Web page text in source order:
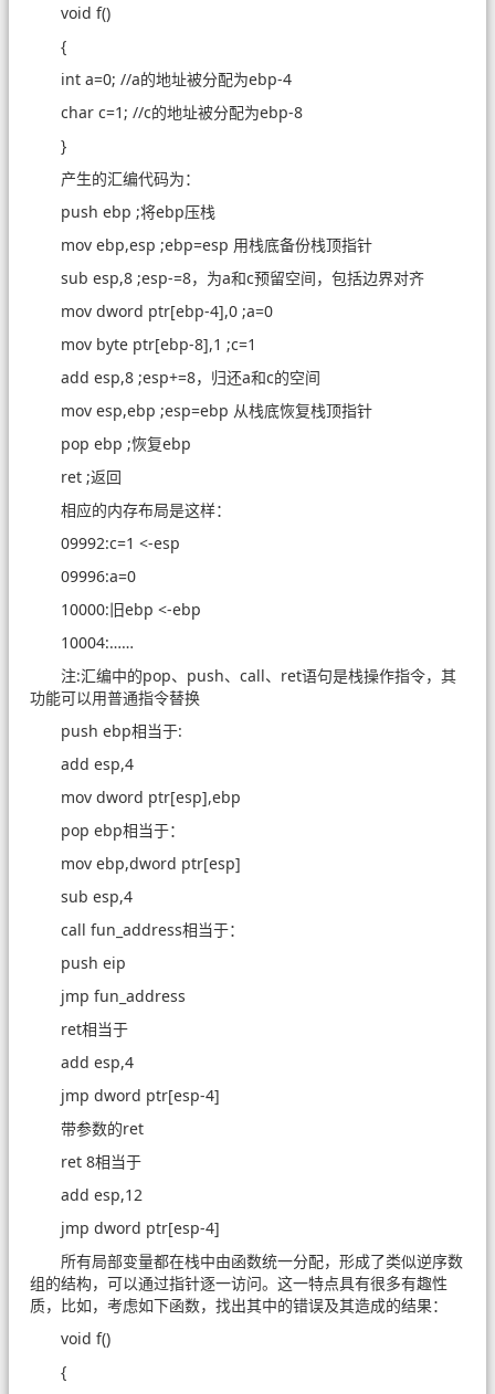
void f()
{
int a=0; //a的地址被分配为ebp-4
char c=1; //c的地址被分配为ebp-8
}
产生的汇编代码为：
push ebp ;将ebp压栈
mov ebp,esp ;ebp=esp 用栈底备份栈顶指针
sub esp,8 ;esp-=8，为a和c预留空间，包括边界对齐
mov dword ptr[ebp-4],0 ;a=0
mov byte ptr[ebp-8],1 ;c=1
add esp,8 ;esp+=8，归还a和c的空间
mov esp,ebp ;esp=ebp 从栈底恢复栈顶指针
pop ebp ;恢复ebp
ret ;返回
相应的内存布局是这样：
09992:c=1 <-esp
09996:a=0
10000:旧ebp <-ebp
10004:……
注:汇编中的pop、push、call、ret语句是栈操作指令，其
功能可以用普通指令替换
push ebp相当于:
add esp,4
mov dword ptr[esp],ebp
pop ebp相当于：
mov ebp,dword ptr[esp]
sub esp,4
call fun_address相当于：
push eip
jmp fun_address
ret相当于
add esp,4
jmp dword ptr[esp-4]
带参数的ret
ret 8相当于
add esp,12
jmp dword ptr[esp-4]
所有局部变量都在栈中由函数统一分配，形成了类似逆序数
组的结构，可以通过指针逐一访问。这一特点具有很多有趣性
质，比如，考虑如下函数，找出其中的错误及其造成的结果：
void f()
{